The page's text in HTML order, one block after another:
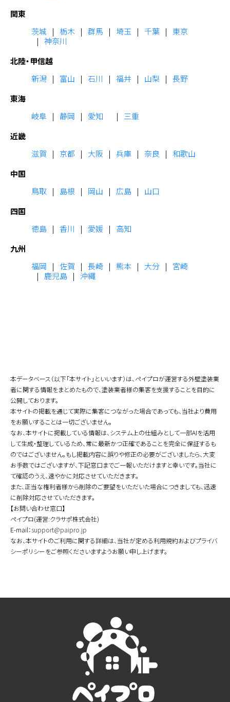
関東
茨城
栃木 群馬 埼玉 千葉
東京
神奈川
北陸・甲信越
新潟
富山 石川 福井 山梨
長野
東海
岐阜
静岡 愛知
三重
近畿
滋賀
京都 大阪 兵庫 奈良
和歌山
中国
鳥取
島根 岡山 広島
山口
四国
徳島
香川 愛媛
高知
九州
福岡
佐賀 長崎 熊本 大分
宮崎
鹿児島
沖縄
本データベース（以下「本サイト」といいます）は、ペイプロが運営する外壁塗装業
者に関する情報をまとめたもので、塗装業者様の集客を支援することを目的に
公開しております。
本サイトの掲載を通じて実際に集客につながった場合であっても、当社より費用
をお願いすることは一切ございません。
なお、本サイトに掲載している情報は、システム上の仕組みとして一部AIを活用
して生成・整理しているため、常に最新かつ正確であることを完全に保証するも
のではございません。もし掲載内容に誤りや修正の必要がございましたら、大変
お手数ではございますが、下記窓口までご一報いただけますと幸いです。当社に
て確認のうえ、速やかに対応させていただきます。
また、正当な権利者様から削除のご要望をいただいた場合につきましても、迅速
に削除対応させていただきます。
【お問い合わせ窓口】
ペイプロ(運営:クラサポ株式会社)
E-mail：support@paipro.jp
なお、本サイトのご利用に関する詳細は、当社が定める利用規約およびプライバ
シーポリシーをご参照くださいますようお願い申し上げます。